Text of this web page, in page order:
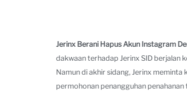
Jerinx Berani Hapus Akun Instagram
dakwaan terhadap Jerinx SID berjalan
Namun di akhir sidang, Jerinx
permohonan penangguhan